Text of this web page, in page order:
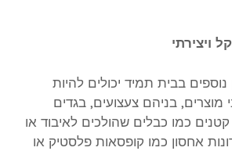
ויצירתי
בבית תמיד יכולים להיות
מוצרים, בניהם צעצועים, בגדים
קטנים כמו כבלים שהולכים לאיבוד או
אחסון כמו קופסאות פלסטיק או